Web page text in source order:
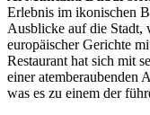
Erlebnis im ikonischen
Ausblicke auf die Stadt,
europäischer Gerichte
Restaurant hat sich mit
einer atemberaubenden
was es zu einem der